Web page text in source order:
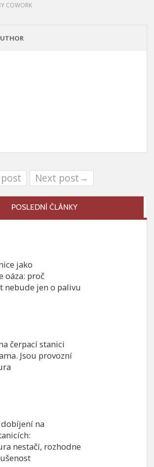
COWORK
Next post→
POSLEDNÍ ČLÁNKY
jako
oáza: proč
nebude jen o palivu
čerpací stanici
Jsou provozní
na
nestačí, rozhodne